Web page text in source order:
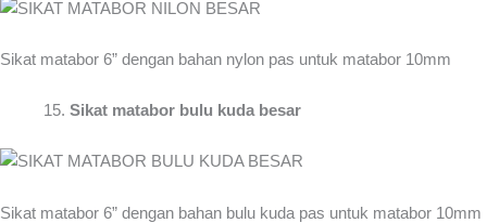
Sikat matabor 6” dengan bahan nylon pas untuk matabor 10mm
Sikat matabor bulu kuda besar
Sikat matabor 6” dengan bahan bulu kuda pas untuk matabor 10mm